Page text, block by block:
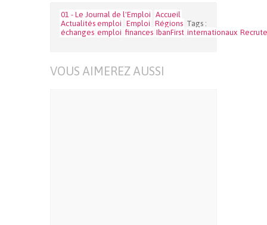
01 - Le Journal de l'Emploi Accueil
Actualités emploi Emploi Régions Tags :
échanges emploi finances IbanFirst internationaux
VOUS AIMEREZ AUSSI